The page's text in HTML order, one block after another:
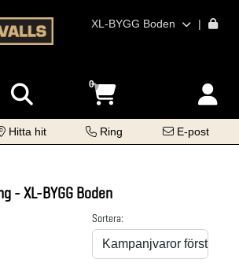
XL-BYGG Boden |
0
Hitta hit Ring E-post
- XL-BYGG Boden
Sortera: